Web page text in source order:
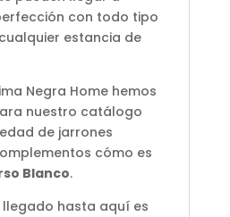
con todo tipo
estancia de
Negra Home hemos
nuestro catálogo
de jarrones
cómo es
Blanco.
llegado hasta aquí es